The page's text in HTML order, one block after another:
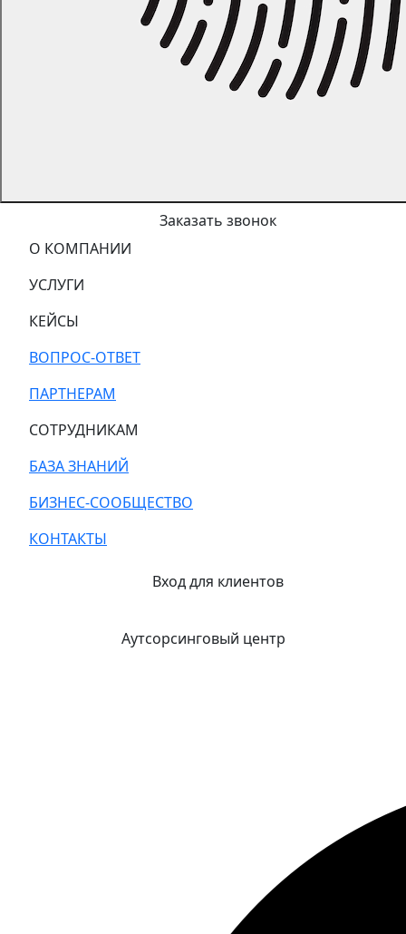
Заказать звонок
О КОМПАНИИ
УСЛУГИ
КЕЙСЫ
ВОПРОС-ОТВЕТ
ПАРТНЕРАМ
СОТРУДНИКАМ
БАЗА ЗНАНИЙ
БИЗНЕС-СООБЩЕСТВО
КОНТАКТЫ
Вход для клиентов
Аутсорсинговый центр